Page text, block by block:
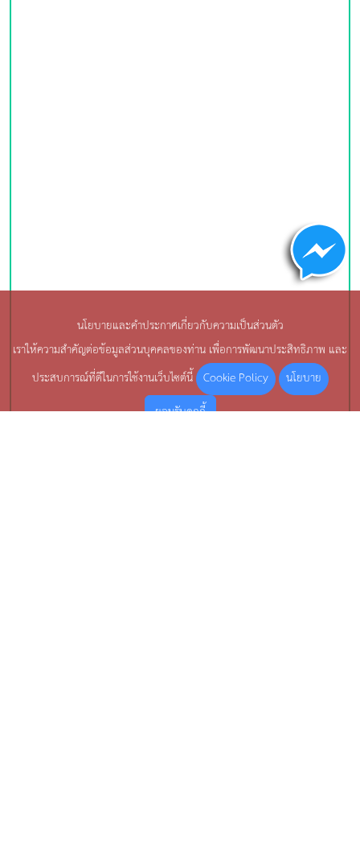
นโยบายและคำประกาศเกี่ยวกับความเป็นส่วนตัว
เราให้ความสำคัญต่อข้อมูลส่วนบุคคลของท่าน เพื่อการพัฒนาประสิทธิภาพ และ
ประสบการณ์ที่ดีในการใช้งานเว็บไซต์นี้ Cookie Policy
นโยบาย
ยอมรับคุกกี้